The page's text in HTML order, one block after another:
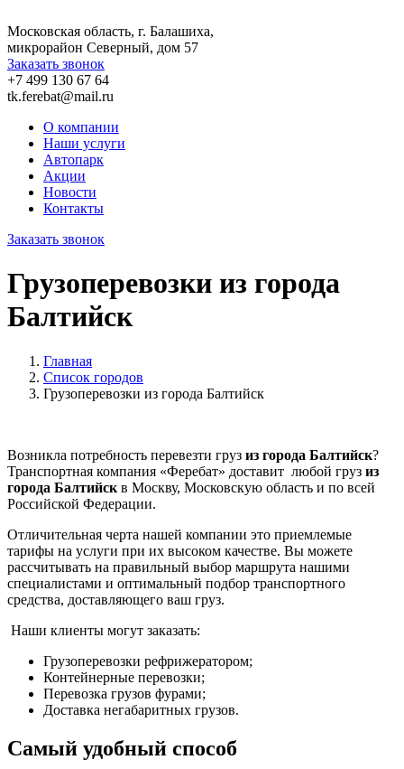
Московская область, г. Балашиха,
микрорайон Северный, дом 57
Заказать звонок
+7 499 130 67 64
tk.ferebat@mail.ru
О компании
Наши услуги
Автопарк
Акции
Новости
Контакты
Заказать звонок
Грузоперевозки из города
Балтийск
Главная
Список городов
Грузоперевозки из города Балтийск
Возникла потребность перевезти груз из города Балтийск?
Транспортная компания «Феребат» доставит любой груз из
города Балтийск в Москву, Московскую область и по всей
Российской Федерации.
Отличительная черта нашей компании это приемлемые
тарифы на услуги при их высоком качестве. Вы можете
рассчитывать на правильный выбор маршрута нашими
специалистами и оптимальный подбор транспортного
средства, доставляющего ваш груз.
Наши клиенты могут заказать:
Грузоперевозки рефрижератором;
Контейнерные перевозки;
Перевозка грузов фурами;
Доставка негабаритных грузов.
Самый удобный способ